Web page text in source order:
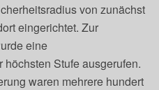
von zunächst
eingerichtet. Zur
eine
Stufe ausgerufen.
waren mehrere hundert